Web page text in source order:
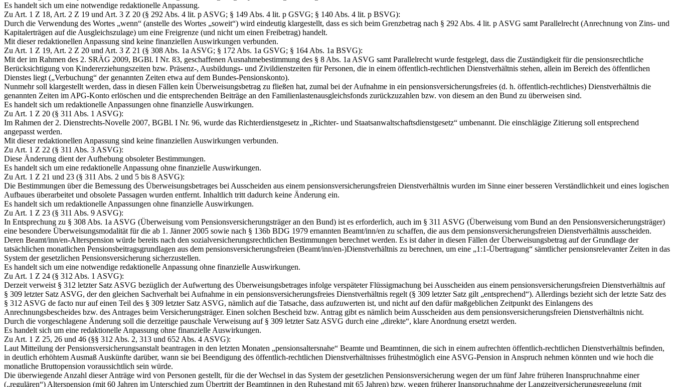
Es handelt sich um eine notwendige redaktionelle Anpassung.
Zu Art. 1 Z 18, Art. 2 Z 19 und Art. 3 Z 20 (§ 292 Abs. 4 lit. p ASVG; § 149 Abs. 4 lit. p GSVG; § 140 Abs. 4 lit. p BSVG):
Durch die Verwendung des Wortes „wenn“ (anstelle des Wortes „soweit“) wird eindeutig klargestellt, dass es sich beim Grenzbetrag nach § 292 Abs. 4 lit. p ASVG samt Parallelrecht (Anrechnung von Zins- und
Kapitalerträgen auf die Ausgleichszulage) um eine Freigrenze (und nicht um einen Freibetrag) handelt.
Mit dieser redaktionellen Anpassung sind keine finanziellen Auswirkungen verbunden.
Zu Art. 1 Z 19, Art. 2 Z 20 und Art. 3 Z 21 (§ 308 Abs. 1a ASVG; § 172 Abs. 1a GSVG; § 164 Abs. 1a BSVG):
Mit der im Rahmen des 2. SRÄG 2009, BGBl. I Nr. 83, geschaffenen Ausnahmebestimmung des § 8 Abs. 1a ASVG samt Parallelrecht wurde festgelegt, dass die Zuständigkeit für die pensionsrechtliche
Berücksichtigung von Kindererziehungszeiten bzw. Präsenz-, Ausbildungs- und Zivildienstzeiten für Personen, die in einem öffentlich‑rechtlichen Dienstverhältnis stehen, allein im Bereich des öffentlichen
Dienstes liegt („Verbuchung“ der genannten Zeiten etwa auf dem Bundes-Pensionskonto).
Nunmehr soll klargestellt werden, dass in diesen Fällen kein Überweisungsbetrag zu fließen hat, zumal bei der Aufnahme in ein pensionsversicherungsfreies (d. h. öffentlich‑rechtliches) Dienstverhältnis die
genannten Zeiten im APG‑Konto erlöschen und die entsprechenden Beiträge an den Familienlastenausgleichsfonds zurückzuzahlen bzw. von diesem an den Bund zu überweisen sind.
Es handelt sich um redaktionelle Anpassungen ohne finanzielle Auswirkungen.
Zu Art. 1 Z 20 (§ 311 Abs. 1 ASVG):
Im Rahmen der 2. Dienstrechts-Novelle 2007, BGBl. I Nr. 96, wurde das Richterdienstgesetz in „Richter- und Staatsanwaltschaftsdienstgesetz“ umbenannt. Die einschlägige Zitierung soll entsprechend
angepasst werden.
Mit dieser redaktionellen Anpassung sind keine finanziellen Auswirkungen verbunden.
Zu Art. 1 Z 22 (§ 311 Abs. 3 ASVG):
Diese Änderung dient der Aufhebung obsoleter Bestimmungen.
Es handelt sich um eine redaktionelle Anpassung ohne finanzielle Auswirkungen.
Zu Art. 1 Z 21 und 23 (§ 311 Abs. 2 und 5 bis 8 ASVG):
Die Bestimmungen über die Bemessung des Überweisungsbetrages bei Ausscheiden aus einem pensionsversicherungsfreien Dienstverhältnis wurden im Sinne einer besseren Verständlichkeit und eines logischen
Aufbaues überarbeitet und obsolete Passagen wurden entfernt. Inhaltlich tritt dadurch keine Änderung ein.
Es handelt sich um redaktionelle Anpassungen ohne finanzielle Auswirkungen.
Zu Art. 1 Z 23 (§ 311 Abs. 9 ASVG):
In Entsprechung zu § 308 Abs. 1a ASVG (Überweisung vom Pensionsversicherungsträger an den Bund) ist es erforderlich, auch im § 311 ASVG (Überweisung vom Bund an den Pensionsversicherungsträger)
eine besondere Überweisungsmodalität für die ab 1. Jänner 2005 sowie nach § 136b BDG 1979 ernannten Beamt/inn/en zu schaffen, die aus dem pensionsversicherungsfreien Dienstverhältnis ausscheiden.
Deren Beamt/inn/en-Alterspension würde bereits nach den sozialversicherungsrechtlichen Bestimmungen berechnet werden. Es ist daher in diesen Fällen der Überweisungsbetrag auf der Grundlage der
tatsächlichen monatlichen Pensionsbeitragsgrundlagen aus dem pensionsversicherungsfreien (Beamt/inn/en-)Dienstverhältnis zu berechnen, um eine „1:1‑Übertragung“ sämtlicher pensionsrelevanter Zeiten in das
System der gesetzlichen Pensionsversicherung sicherzustellen.
Es handelt sich um eine notwendige redaktionelle Anpassung ohne finanzielle Auswirkungen.
Zu Art. 1 Z 24 (§ 312 Abs. 1 ASVG):
Derzeit verweist § 312 letzter Satz ASVG bezüglich der Aufwertung des Überweisungsbetrages infolge verspäteter Flüssigmachung bei Ausscheiden aus einem pensionsversicherungsfreien Dienstverhältnis auf
§ 309 letzter Satz ASVG, der den gleichen Sachverhalt bei Aufnahme in ein pensionsversicherungsfreies Dienstverhältnis regelt (§ 309 letzter Satz gilt „entsprechend“). Allerdings bezieht sich der letzte Satz des
§ 312 ASVG de facto nur auf einen Teil des § 309 letzter Satz ASVG, nämlich auf die Tatsache, dass aufzuwerten ist, und nicht auf den dafür maßgeblichen Zeitpunkt des Einlangens des
Anrechnungsbescheides bzw. des Antrages beim Versicherungsträger. Einen solchen Bescheid bzw. Antrag gibt es nämlich beim Ausscheiden aus dem pensionsversicherungsfreien Dienstverhältnis nicht.
Durch die vorgeschlagene Änderung soll die derzeitige pauschale Verweisung auf § 309 letzter Satz ASVG durch eine „direkte“, klare Anordnung ersetzt werden.
Es handelt sich um eine redaktionelle Anpassung ohne finanzielle Auswirkungen.
Zu Art. 1 Z 25, 26 und 46 (§§ 312 Abs. 2, 313 und 652 Abs. 4 ASVG):
Laut Mitteilung der Pensionsversicherungsanstalt beantragen in den letzten Monaten „pensionsaltersnahe“ Beamte und Beamtinnen, die sich in einem aufrechten öffentlich‑rechtlichen Dienstverhältnis befinden,
in deutlich erhöhtem Ausmaß Auskünfte darüber, wann sie bei Beendigung des öffentlich‑rechtlichen Dienstverhältnisses frühestmöglich eine ASVG‑Pension in Anspruch nehmen könnten und wie hoch die
monatliche Bruttopension voraussichtlich sein würde.
Die überwiegende Anzahl dieser Anträge wird von Personen gestellt, für die der Wechsel in das System der gesetzlichen Pensionsversicherung wegen der um fünf Jahre früheren Inanspruchnahme einer
(„regulären“) Alterspension (mit 60 Jahren im Unterschied zum Übertritt der Beamtinnen in den Ruhestand mit 65 Jahren) bzw. wegen früherer Inanspruchnahme der Langzeitversicherungsregelung (mit